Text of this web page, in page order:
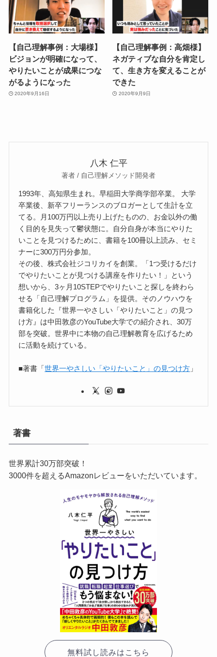
【自己理解事例：大場様】
ビジョンが明確になって、
やりたいことが成果につな
がるようになった
2020年9月16日
【自己理解事例：高畑様】
ネガティブな自分を肯定し
て、生き方を変えることが
できた
2020年9月9日
八木 仁平
著者 / 自己理解メソッド開発者
1993年、高知県生まれ。早稲田大学商学部卒業。 大学
卒業後、新卒フリーランスのブロガーとして生計を立
てる。月100万円以上売り上げたものの、お金以外の働
く目的を見失って鬱状態に。自分自身が本当にやりた
いことを見つけるために、書籍を100冊以上読み、セミ
ナーに300万円分参加。
その後、株式会社ジコリカイを創業。「1つ受けるだけ
でやりたいことが見つける講座を作りたい！」という
想いから、3ヶ月10STEPでやりたいこと探しを終わら
せる「自己理解プログラム」を提供。そのノウハウを
書籍化した『世界一やさしい「やりたいこと」の見つ
け方』は中田敦彦のYouTube大学での紹介され、30万
部を突破。世界中に本物の自己理解教育を広げるため
に活動を続けている。
■著書「世界一やさしい「やりたいこと」の見つけ方 」
著書
世界累計30万部突破！
3000件を超えるAmazonレビューをいただいています。
無料試し読みはこちら